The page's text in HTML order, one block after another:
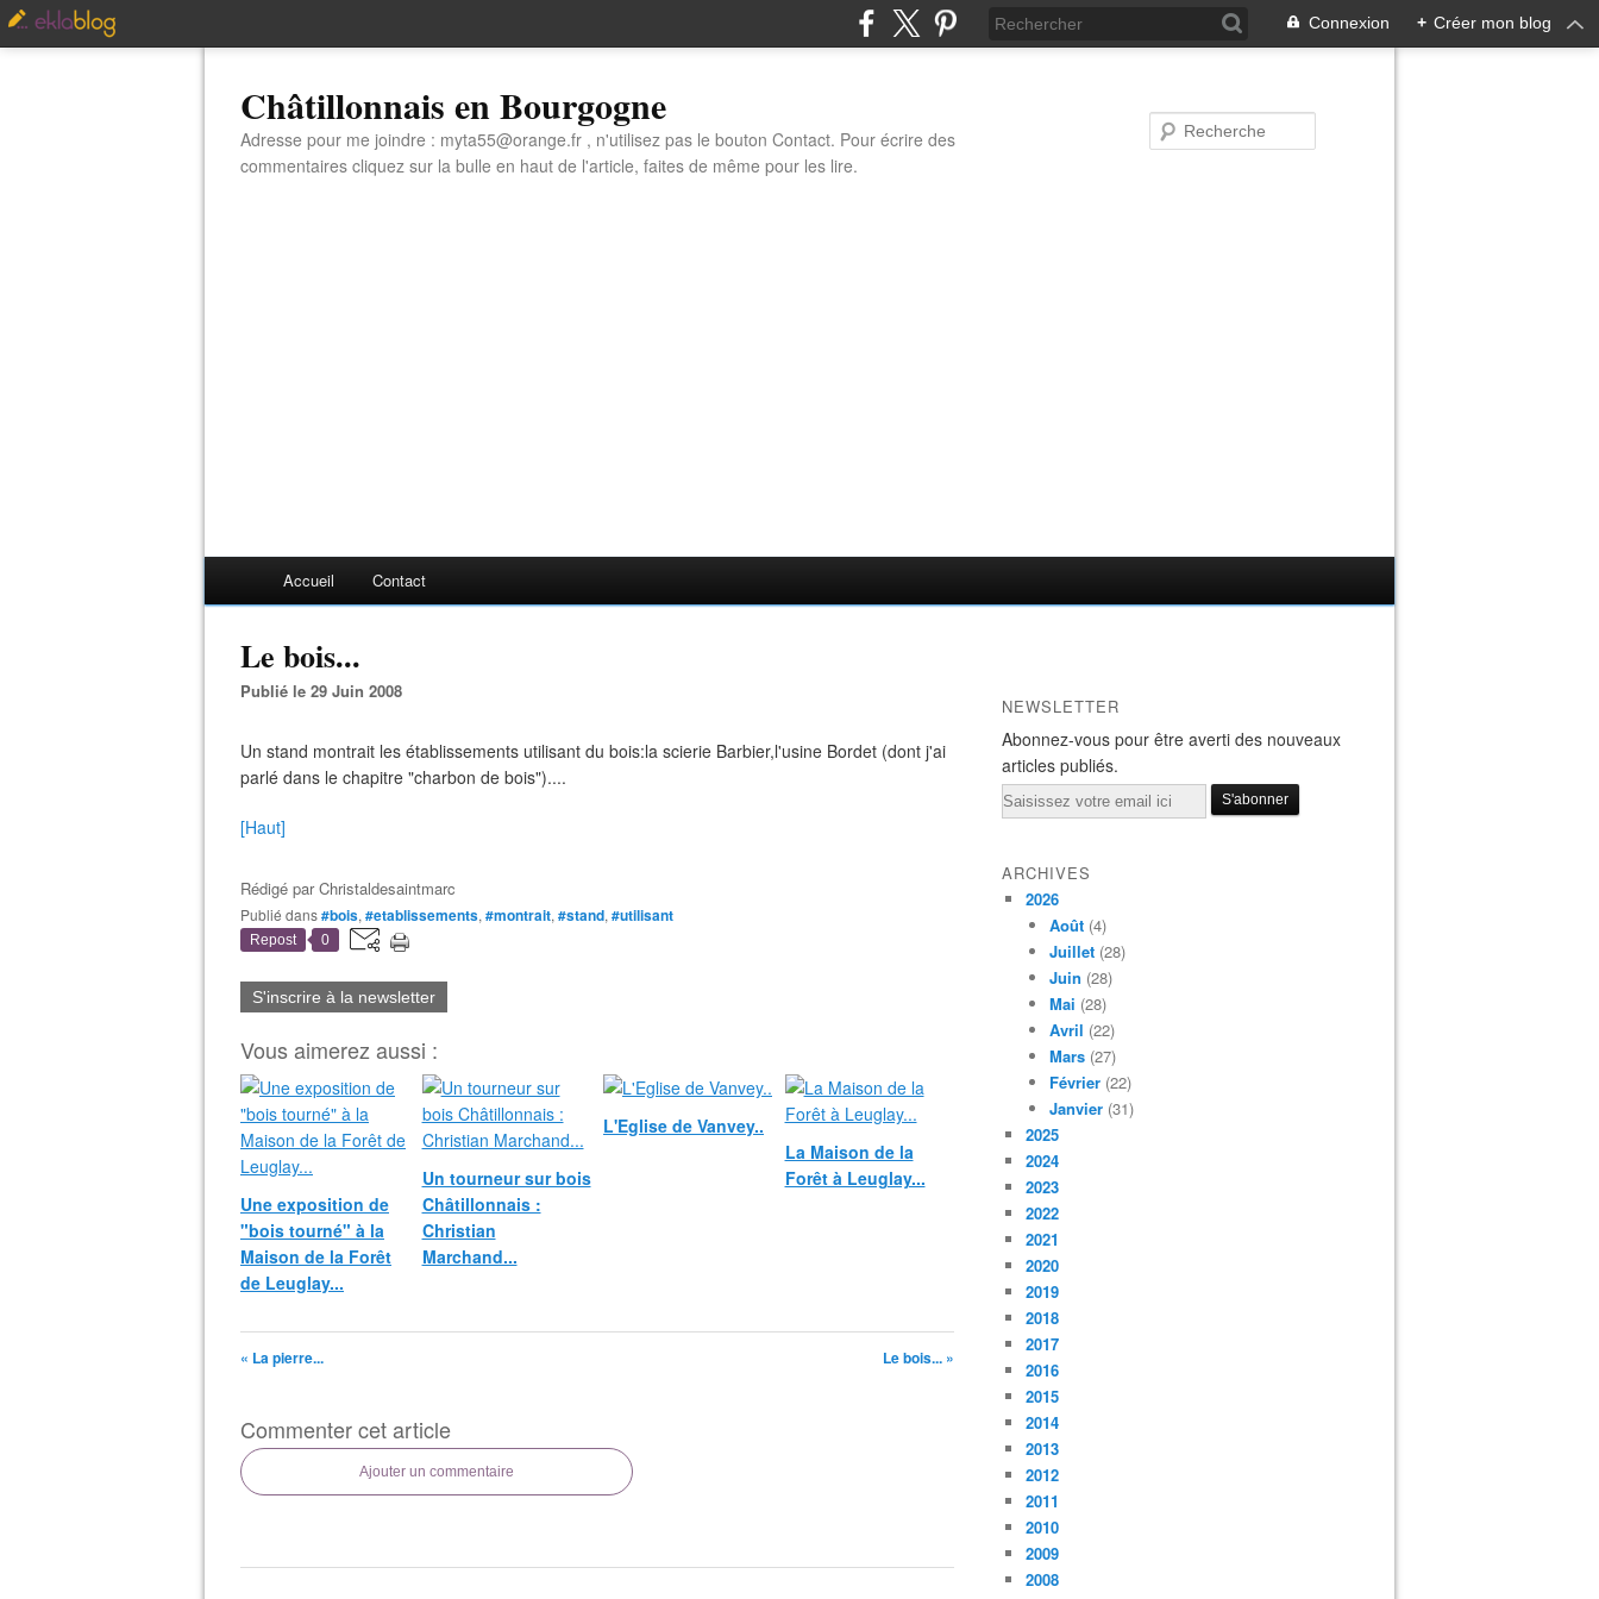
Connexion + Créer mon blog
Châtillonnais en Bourgogne
Adresse pour me joindre : myta55@orange.fr , n'utilisez pas le bouton Contact. Pour écrire des
commentaires cliquez sur la bulle en haut de l'article, faites de même pour les lire.
Accueil Contact
Le bois...
Publié le 29 Juin 2008
Un stand montrait les établissements utilisant du bois:la scierie Barbier,l'usine Bordet (dont j'ai
parlé dans le chapitre "charbon de bois")....
[Haut]
Rédigé parChristaldesaintmarc
Publié dans#bois, #etablissements, #montrait, #stand, #utilisant
Repost 0
S'inscrire à la newsletter
Vous aimerez aussi :
Une exposition de
"bois tourné" à la
Maison de la Forêt
de Leuglay...
Un tourneur sur bois
Châtillonnais :
Christian
Marchand...
L'Eglise de Vanvey..
La Maison de la
Forêt à Leuglay...
« La pierre... Le bois... »
Commenter cet article
Ajouter un commentaire
NEWSLETTER
Abonnez-vous pour être averti des nouveaux
articles publiés.
Email
ARCHIVES
2026
Août (4)
Juillet (28)
Juin (28)
Mai (28)
Avril (22)
Mars (27)
Février (22)
Janvier (31)
2025
2024
2023
2022
2021
2020
2019
2018
2017
2016
2015
2014
2013
2012
2011
2010
2009
2008